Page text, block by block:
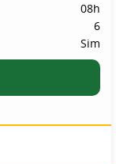
08h
6
Sim